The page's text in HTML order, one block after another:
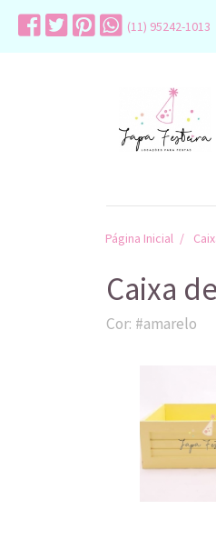
(11) 95242-1013
Página Inicial
Caixa
Cor: #amarelo